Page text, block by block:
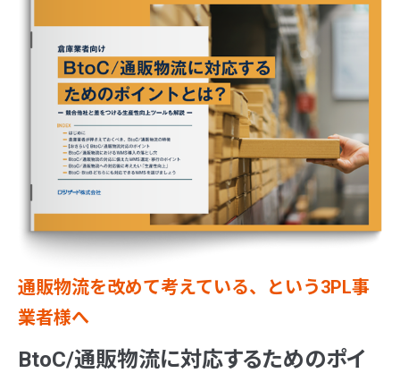
通販物流を改めて考えている、という3PL事
業者様へ
BtoC/通販物流に対応するためのポイ